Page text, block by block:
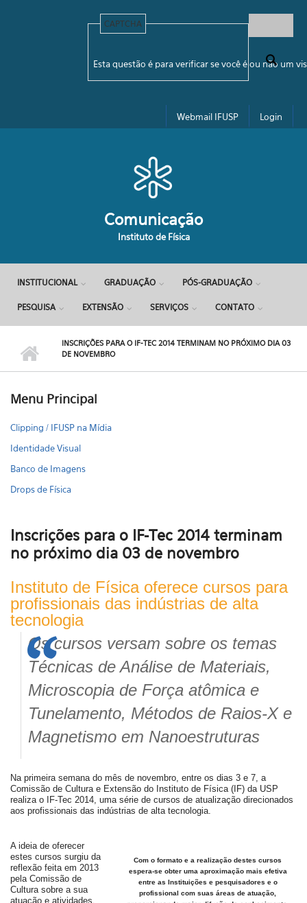
Formulário de busca
CAPTCHA
Esta questão é para verificar se você é ou não um
Webmail IFUSP Login
Comunicação
Instituto de Física
INSTITUCIONAL GRADUAÇÃO PÓS-GRADUAÇÃO
PESQUISA EXTENSÃO SERVIÇOS CONTATO
INSCRIÇÕES PARA O IF-TEC 2014 TERMINAM NO PRÓXIMO DIA 03
DE NOVEMBRO
Menu Principal
Clipping / IFUSP na Mídia
Identidade Visual
Banco de Imagens
Drops de Física
Inscrições para o IF-Tec 2014 terminam
no próximo dia 03 de novembro
Instituto de Física oferece cursos para
profissionais das indústrias de alta
tecnologia
Os cursos versam sobre os temas
Técnicas de Análise de Materiais,
Microscopia de Força atômica e
Tunelamento, Métodos de Raios-X e
Magnetismo em Nanoestruturas
Na primeira semana do mês de novembro, entre os dias 3 e 7, a
Comissão de Cultura e Extensão do Instituto de Física (IF) da USP
realiza o IF-Tec 2014, uma série de cursos de atualização direcionados
aos profissionais das indústrias de alta tecnologia.
Com o formato e a realização destes cursos
espera-se obter uma aproximação mais efetiva
entre as Instituições e pesquisadores e o
profissional com suas áreas de atuação,
A ideia de oferecer
estes cursos surgiu da
reflexão feita em 2013
pela Comissão de
Cultura sobre a sua
atuação e atividades,